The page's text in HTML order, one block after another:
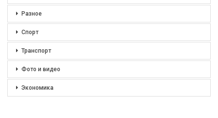
Разное
Спорт
Транспорт
Фото и видео
Экономика